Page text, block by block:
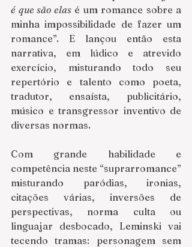
é que são elas é um romance sobre a
minha impossibilidade de fazer um
romance”. E lançou então esta
narrativa, em lúdico e atrevido
exercício, misturando todo seu
repertório e talento como poeta,
tradutor, ensaísta, publicitário,
músico e transgressor inventivo de
diversas normas.
Com grande habilidade e
competência neste “suprarromance”
misturando paródias, ironias,
citações várias, inversões de
perspectivas, norma culta ou
linguajar desbocado, Leminski vai
tecendo tramas: personagem sem